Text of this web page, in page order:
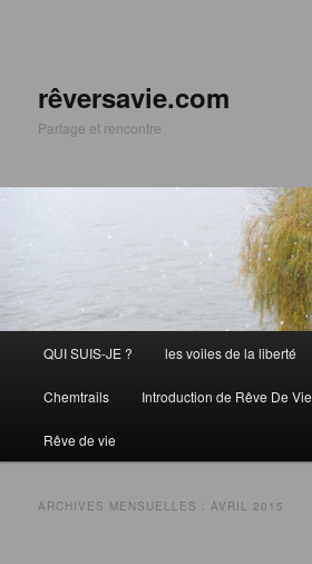
rêversavie.com
Partage et rencontre
principal
QUI SUIS-JE ? les voiles de la liberté
Chemtrails Introduction de Rêve De Vie
Rêve de vie
ARCHIVES MENSUELLES :AVRIL 2015